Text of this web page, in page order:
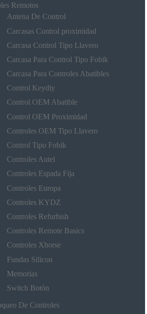
Remotos
Antena De Control
Carcasas Control proximidad
Carcasa Control Tipo Llavero
Carcasa Para Control Tipo Fobik
Carcasa Para Controles Abatibles
Control Keydiy
Control OEM Abatible
Control OEM Proximidad
Controles OEM Tipo Llavero
Control Tipo Fobik
Controles Autel
Controles Espada Fija
Controles Europa
Controles KYDZ
Controles Refurbish
Controles Remote Basics
Controles Xhorse
Fundas Silicon
Memorias
Switch Botón
De Controles